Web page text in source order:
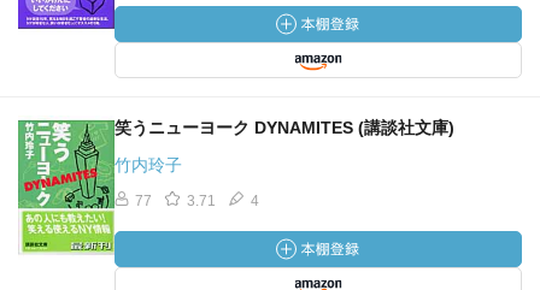
笑うニューヨーク DYNAMITES (講談社文庫)
竹内玲子
77 3.71 4